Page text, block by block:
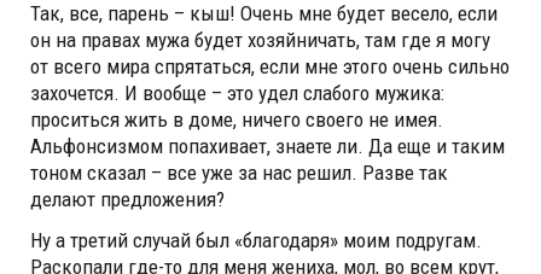
Так, все, парень – кыш! Очень мне будет весело, если
он на правах мужа будет хозяйничать, там где я могу
от всего мира спрятаться, если мне этого очень сильно
захочется. И вообще – это удел слабого мужика:
проситься жить в доме, ничего своего не имея.
Альфонсизмом попахивает, знаете ли. Да еще и таким
тоном сказал – все уже за нас решил. Разве так
делают предложения?
Ну а третий случай был «благодаря» моим подругам.
Раскопали где-то для меня жениха, мол, во всем крут,